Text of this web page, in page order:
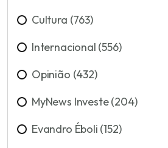
Cultura (763)
Internacional (556)
Opinião (432)
MyNews Investe (204)
Evandro Éboli (152)